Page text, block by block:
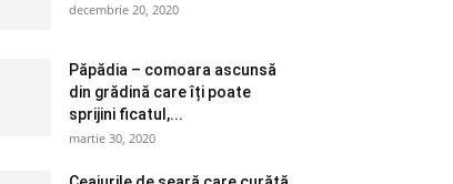
decembrie 20, 2020
Păpădia – comoara ascunsă
din grădină care îți poate
sprijini ficatul,...
martie 30, 2020